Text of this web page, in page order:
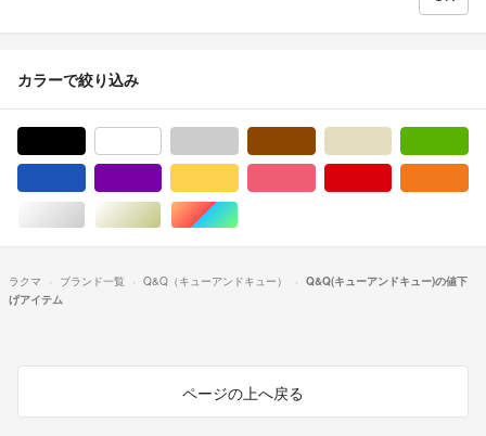
カラーで絞り込み
シルバー/銀色系ゴールド/金色系マルチカラー
ラクマ ブランド一覧 Q&Q（キューアンドキュー）
Q&Q(キューアンドキュー)の値下
げアイテム
ページの上へ戻る